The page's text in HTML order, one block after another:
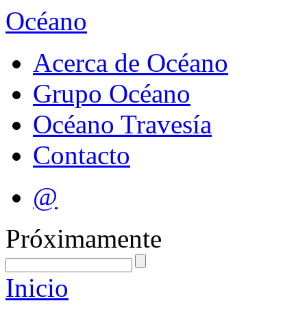
Océano
Acerca de Océano
Grupo Océano
Océano Travesía
Contacto
@
Próximamente
Inicio